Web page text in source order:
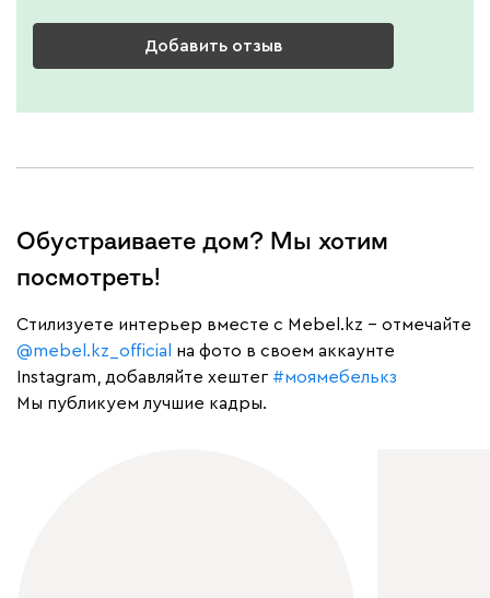
Добавить отзыв
Обустраиваете дом? Мы хотим
посмотреть!
Cтилизуете интерьер вместе с Mebel.kz – отмечайте
@mebel.kz_official
на фото в своем аккаунте
Instagram, добавляйте хештег #моямебелькз
Мы публикуем лучшие кадры.